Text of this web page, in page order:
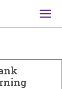
Main